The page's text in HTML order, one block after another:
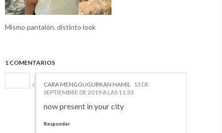
Mismo pantalón, distinto look
1 COMENTARIOS
CARA MENGGUGURKAN HAMIL 13 DE
SEPTIEMBRE DE 2019 A LAS 11:33
now present in your city
Responder